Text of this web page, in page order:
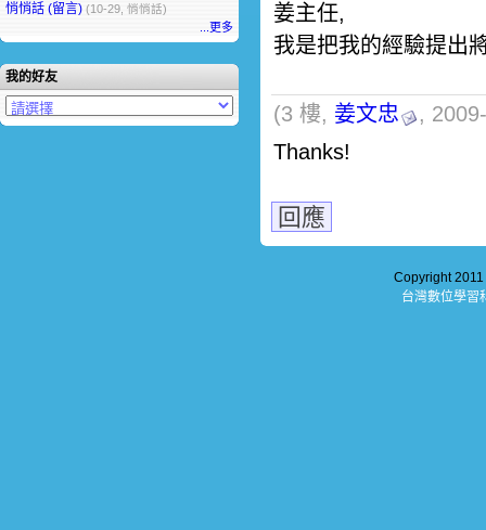
悄悄話 (留言) (10-29, 悄悄話)
...更多
我的好友
姜主任,
我是把我的經驗提出
(3 樓, 姜文忠
,
Thanks!
回應
Copyright
台灣數位學習